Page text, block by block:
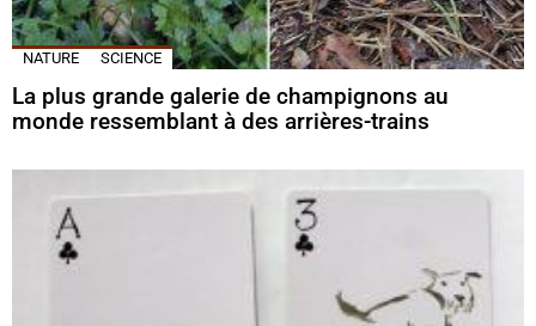
NATURE SCIENCE
La plus grande galerie de champignons au
monde ressemblant à des arrières-trains